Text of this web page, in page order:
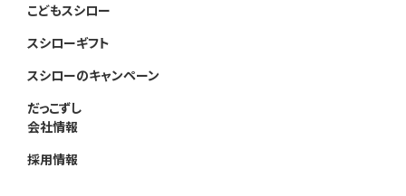
こどもスシロー
スシローギフト
スシローのキャンペーン
だっこずし
会社情報
採用情報